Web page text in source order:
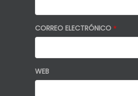
CORREO ELECTRÓNICO *
WEB